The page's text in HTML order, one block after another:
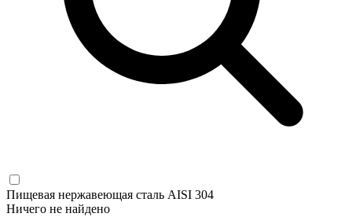
Пищевая нержавеющая сталь AISI 304
Ничего не найдено